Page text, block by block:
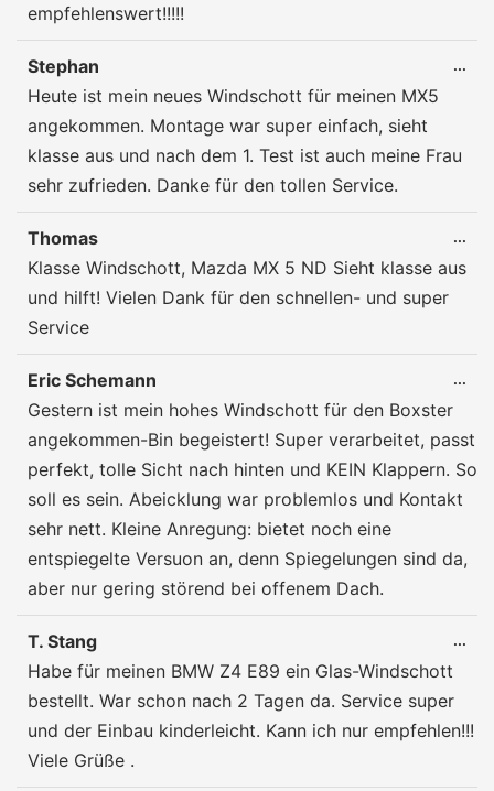
empfehlenswert!!!!!
Stephan
Heute ist mein neues Windschott für meinen MX5
angekommen. Montage war super einfach, sieht
klasse aus und nach dem 1. Test ist auch meine Frau
sehr zufrieden. Danke für den tollen Service.
...
Thomas
Klasse Windschott, Mazda MX 5 ND Sieht klasse aus
und hilft! Vielen Dank für den schnellen- und super
Service
...
Eric Schemann
Gestern ist mein hohes Windschott für den Boxster
angekommen-Bin begeistert! Super verarbeitet, passt
perfekt, tolle Sicht nach hinten und KEIN Klappern. So
soll es sein. Abeicklung war problemlos und Kontakt
sehr nett. Kleine Anregung: bietet noch eine
entspiegelte Versuon an, denn Spiegelungen sind da,
aber nur gering störend bei offenem Dach.
...
T. Stang
Habe für meinen BMW Z4 E89 ein Glas-Windschott
bestellt. War schon nach 2 Tagen da. Service super
und der Einbau kinderleicht. Kann ich nur empfehlen!!!
Viele Grüße .
...